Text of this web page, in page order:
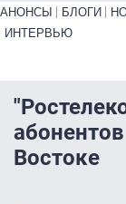
Primary links bottom
АНОНСЫ БЛОГИ
ИНТЕРВЬЮ
Востоке